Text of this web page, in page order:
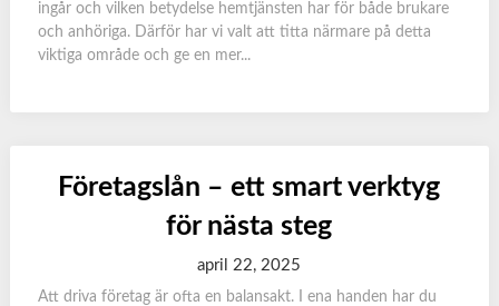
ingår och vilken betydelse hemtjänsten har för både brukare
och anhöriga. Därför har vi valt att titta närmare på detta
viktiga område och ge en mer...
Företagslån – ett smart verktyg
för nästa steg
april 22, 2025
Att driva företag är ofta en balansakt. I ena handen har du